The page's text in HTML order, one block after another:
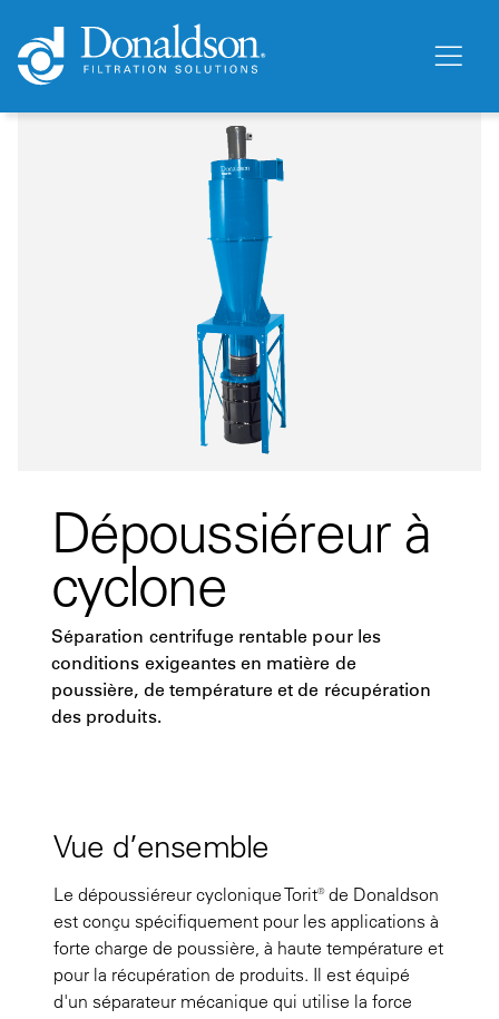
Dépoussiéreur à
cyclone
Séparation centrifuge rentable pour les
conditions exigeantes en matière de
poussière, de température et de récupération
des produits.
Vue d’ensemble
Le dépoussiéreur cyclonique Torit® de Donaldson
est conçu spécifiquement pour les applications à
forte charge de poussière, à haute température et
pour la récupération de produits. Il est équipé
d'un séparateur mécanique qui utilise la force